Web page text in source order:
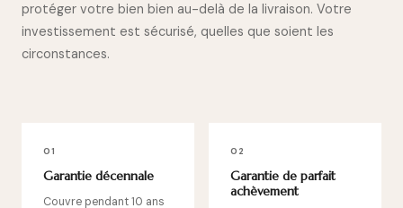
protéger votre bien bien au-delà de la livraison. Votre
investissement est sécurisé, quelles que soient les
circonstances.
01
Garantie décennale
Couvre pendant 10 ans
02
Garantie de parfait
achèvement